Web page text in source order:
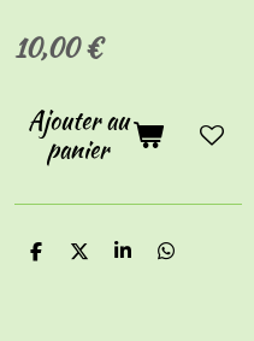
10,00 €
Ajouter au
panier
P
P
P
P